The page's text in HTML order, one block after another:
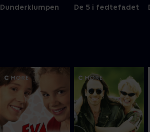
Dunderklumpen De 5 i fedtefadet